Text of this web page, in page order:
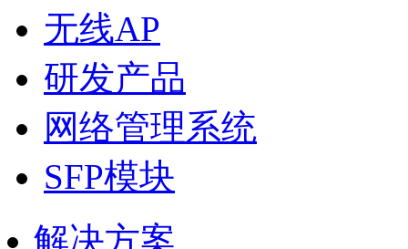
无线AP
研发产品
网络管理系统
SFP模块
解决方案